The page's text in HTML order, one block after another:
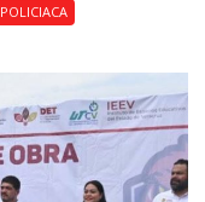
POLICIACA